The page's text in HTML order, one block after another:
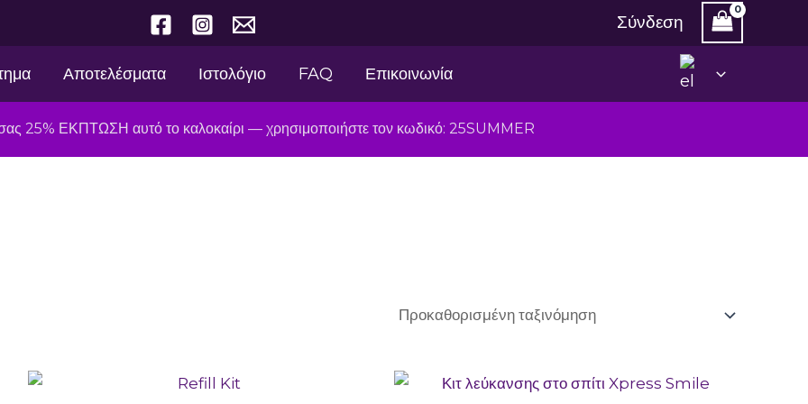
Σύνδεση
Αποτελέσματα Ιστολόγιο FAQ Επικοινωνία
25% ΕΚΠΤΩΣΗ αυτό το καλοκαίρι — χρησιμοποιήστε τον κωδικό: 25SUMMER